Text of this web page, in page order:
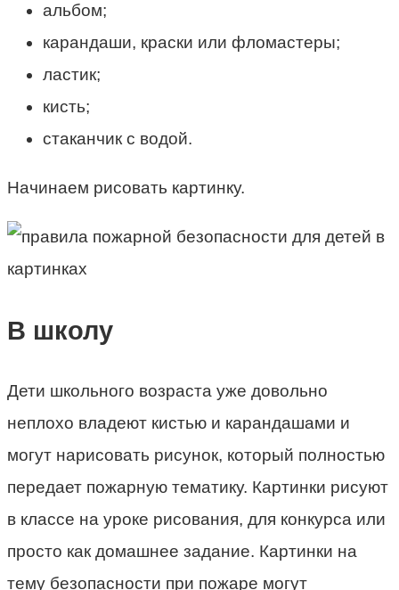
альбом;
карандаши, краски или фломастеры;
ластик;
кисть;
стаканчик с водой.
Начинаем рисовать картинку.
В школу
Дети школьного возраста уже довольно
неплохо владеют кистью и карандашами и
могут нарисовать рисунок, который полностью
передает пожарную тематику. Картинки рисуют
в классе на уроке рисования, для конкурса или
просто как домашнее задание. Картинки на
тему безопасности при пожаре могут